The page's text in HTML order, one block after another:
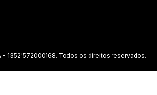
13521572000168. Todos os direitos reservados.